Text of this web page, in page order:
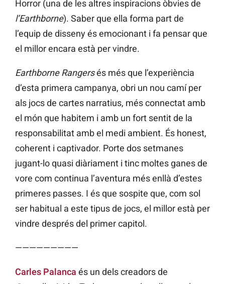
Horror (una de les altres inspiracions òbvies de
l’Earthborne). Saber que ella forma part de
l’equip de disseny és emocionant i fa pensar que
el millor encara està per vindre.
Earthborne Rangersés més que l’experiència
d’esta primera campanya, obri un nou camí per
als jocs de cartes narratius, més connectat amb
el món que habitem i amb un fort sentit de la
responsabilitat amb el medi ambient. És honest,
coherent i captivador. Porte dos setmanes
jugant-lo quasi diàriament i tinc moltes ganes de
vore com continua l’aventura més enllà d’estes
primeres passes. I és que sospite que, com sol
ser habitual a este tipus de jocs, el millor està per
vindre després del primer capitol.
—————————
Carles Palanca és un dels creadors de